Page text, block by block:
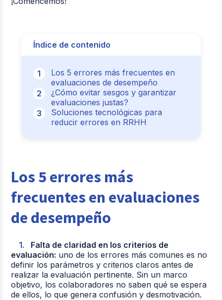
Índice de contenido
Los 5 errores más frecuentes en
evaluaciones de desempeño
¿Cómo evitar sesgos y garantizar
evaluaciones justas?
Soluciones tecnológicas para
reducir errores en RRHH
Los 5 errores más
frecuentes en evaluaciones
de desempeño
Falta de claridad en los criterios de
evaluación: uno de los errores más comunes es no
definir los parámetros y criterios claros antes de
realizar la evaluación pertinente. Sin un marco
objetivo, los colaboradores no saben qué se espera
de ellos, lo que genera confusión y desmotivación.